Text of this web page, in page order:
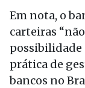
Em nota, o
carteiras
possibilidade
prática de
bancos no